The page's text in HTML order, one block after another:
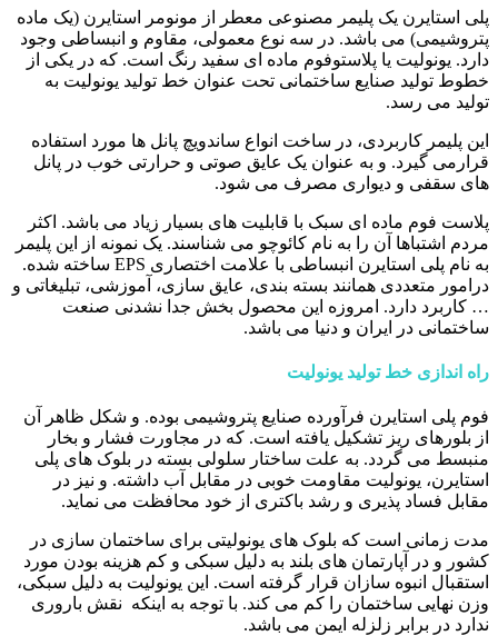
پلی استایرن یک پلیمر مصنوعی معطر از مونومر استایرن (یک ماده
پتروشیمی) می باشد. در سه نوع معمولی، مقاوم و انبساطی وجود
دارد. یونولیت یا پلاستوفوم ماده ای سفید رنگ است. که در یکی از
خطوط تولید صنایع ساختمانی تحت عنوان خط تولید یونولیت به
تولید می رسد.
این پلیمر کاربردی، در ساخت انواع ساندویچ پانل ها مورد استفاده
قرارمی گیرد. و به عنوان یک عایق صوتی و حرارتی خوب در پانل
های سقفی و دیواری مصرف می شود.
پلاست فوم ماده ای سبک با قابلیت های بسیار زیاد می باشد. اکثر
مردم اشتباها آن را به نام کائوچو می شناسند. یک نمونه از این پلیمر
به نام پلی استایرن انبساطی با علامت اختصاری EPS ساخته شده.
درامور متعددی همانند بسته بندی، عایق سازی، آموزشی، تبلیغاتی و
… کاربرد دارد. امروزه این محصول بخش جدا نشدنی صنعت
ساختمانی در ایران و دنیا می باشد.
راه اندازی خط تولید یونولیت
فوم پلی استایرن فرآورده صنایع پتروشیمی بوده. و شکل ظاهر آن
از بلورهای ریز تشکیل یافته است. که در مجاورت فشار و بخار
منبسط می گردد. به علت ساختار سلولی بسته در بلوک های پلی
استایرن، یونولیت مقاومت خوبی در مقابل آب داشته. و نیز در
مقابل فساد پذیری و رشد باکتری از خود محافظت می نماید.
مدت زمانی است که بلوک های یونولیتی برای ساختمان سازی در
کشور و در آپارتمان های بلند به دلیل سبکی و کم هزینه بودن مورد
استقبال انبوه سازان قرار گرفته است. این یونولیت به دلیل سبکی،
وزن نهایی ساختمان را کم می کند. با توجه به اینکه نقش باروری
ندارد در برابر زلزله ایمن می باشد.